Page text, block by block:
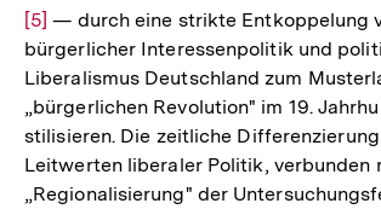
der
Fußnote
Zur
Auflösung
der
Fußnote
[5] — durch eine strikte Entkoppelung
bürgerlicher Interessenpolitik und
Liberalismus Deutschland zum
„bürgerlichen Revolution" im 19.
stilisieren. Die zeitliche
Leitwerten liberaler Politik, verbunden
„Regionalisierung" der